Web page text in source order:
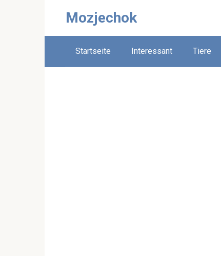
Mozjechok
Startseite Interessant Tiere